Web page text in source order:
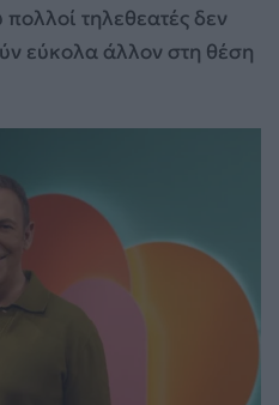
τηλεθεατές δεν
εύκολα άλλον στη θέση